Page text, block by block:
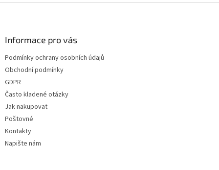
Informace pro vás
Podmínky ochrany osobních údajů
Obchodní podmínky
GDPR
Často kladené otázky
Jak nakupovat
Poštovné
Kontakty
Napište nám